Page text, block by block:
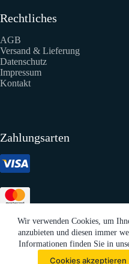
Wir verwenden Cookies, um
anzubieten und diesen immer
Informationen finden Sie in
Cookies akzeptieren
Rechtliches
AGB
Versand & Lieferung
Datenschutz
Impressum
Kontakt
Zahlungsarten